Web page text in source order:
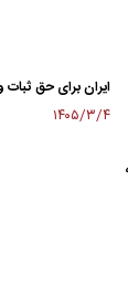
ایران برای حق
۱۴۰۵/۳/۴